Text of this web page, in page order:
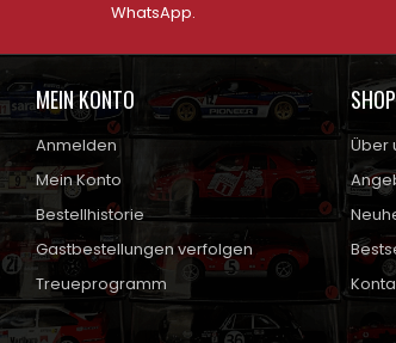
WhatsApp.
MEIN KONTO
Anmelden
Mein Konto
Bestellhistorie
Gastbestellungen verfolgen
Treueprogramm
SHOP
Über